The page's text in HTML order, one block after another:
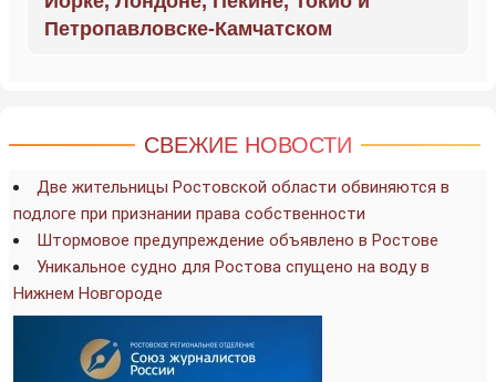
Петропавловске-Камчатском
СВЕЖИЕ НОВОСТИ
Две жительницы Ростовской области обвиняются в
подлоге при признании права собственности
Штормовое предупреждение объявлено в Ростове
Уникальное судно для Ростова спущено на воду в
Нижнем Новгороде